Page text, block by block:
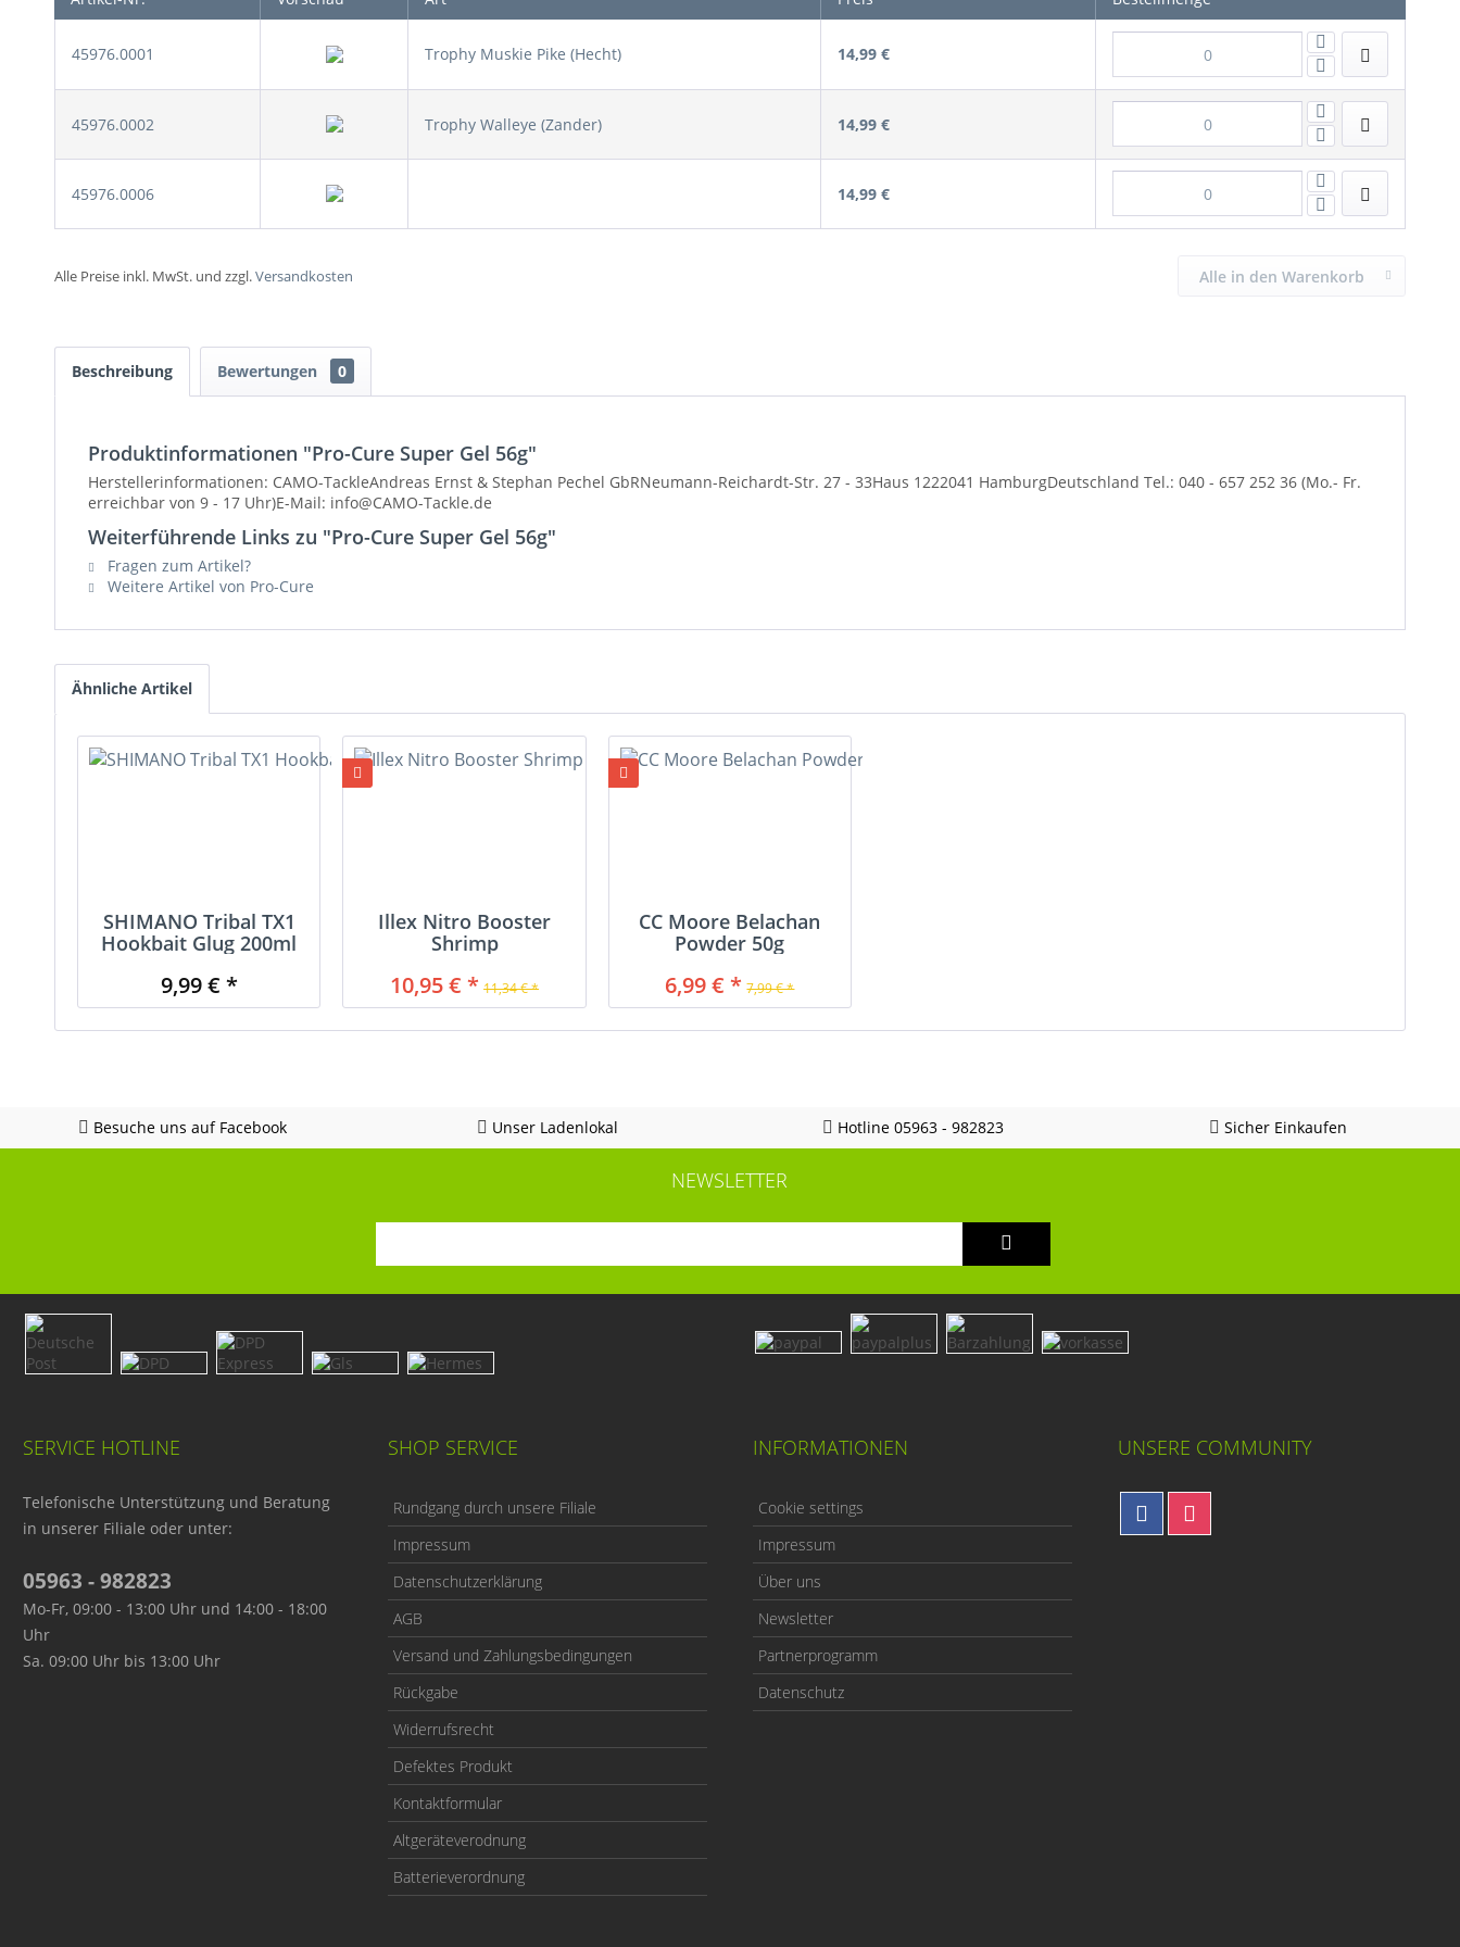
45976.0001 Trophy Muskie Pike (Hecht) 14,99 €
45976.0002 Trophy Walleye (Zander) 14,99 €
45976.0006 14,99 €
Alle Preise inkl. MwSt. und zzgl.Versandkosten Alle in den Warenkorb
Beschreibung Bewertungen 0
Produktinformationen "Pro-Cure Super Gel 56g"
Herstellerinformationen: CAMO-TackleAndreas Ernst & Stephan Pechel GbRNeumann-Reichardt-Str. 27 - 33Haus 1222041 HamburgDeutschland Tel.: 040 - 657 252 36 (Mo.- Fr.
erreichbar von 9 - 17 Uhr)E-Mail: info@CAMO-Tackle.de
Weiterführende Links zu "Pro-Cure Super Gel 56g"
Fragen zum Artikel?
Weitere Artikel von Pro-Cure
Ähnliche Artikel
SHIMANO Tribal TX1
Hookbait Glug 200ml
9,99 € *
Illex Nitro Booster
Shrimp
10,95 € * 11,34 € *
CC Moore Belachan
Powder 50g
6,99 € * 7,99 € *
Besuche uns auf Facebook Unser Ladenlokal Hotline 05963 - 982823 Sicher Einkaufen
NEWSLETTER
SERVICE HOTLINE
Telefonische Unterstützung und Beratung
in unserer Filiale oder unter:
05963 - 982823
Mo-Fr, 09:00 - 13:00 Uhr und 14:00 - 18:00
Uhr
Sa. 09:00 Uhr bis 13:00 Uhr
SHOP SERVICE
Rundgang durch unsere Filiale
Impressum
Datenschutzerklärung
AGB
Versand und Zahlungsbedingungen
Rückgabe
Widerrufsrecht
Defektes Produkt
Kontaktformular
Altgeräteverodnung
Batterieverordnung
INFORMATIONEN
Cookie settings
Impressum
Über uns
Newsletter
Partnerprogramm
Datenschutz
UNSERE COMMUNITY